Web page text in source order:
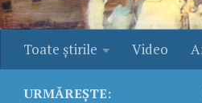
Toate ştirile Video
URMĂREȘTE: